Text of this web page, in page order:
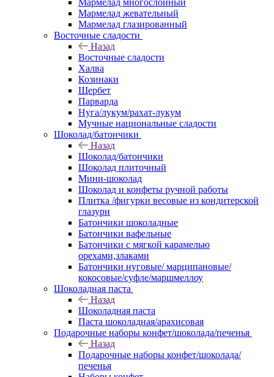
Мармелад многослойный
Мармелад жевательный
Мармелад глазированный
Восточные сладости
Назад
Восточные сладости
Халва
Козинаки
Щербет
Парварда
Нуга/лукум/рахат-лукум
Мучные национальные сладости
Шоколад/батончики
Назад
Шоколад/батончики
Шоколад плиточный
Мини-шоколад
Шоколад и конфеты ручной работы
Плитка /фигурки весовые из кондитерской
глазури
Батончики шоколадные
Батончики вафельные
Батончики с мягкой карамелью
орехами,злаками
Батончики нуговые/ марципановые/
кокосовые/суфле/маршмеллоу
Шоколадная паста
Назад
Шоколадная паста
Паста шоколадная/арахисовая
Подарочные наборы конфет/шоколада/печенья
Назад
Подарочные наборы конфет/шоколада/
печенья